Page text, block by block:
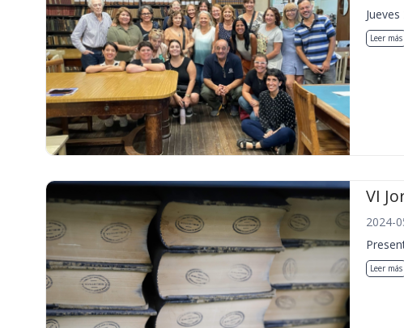
Leer más
VI
2024-
Leer más